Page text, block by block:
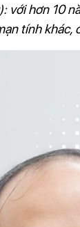
với hơn 10
tính